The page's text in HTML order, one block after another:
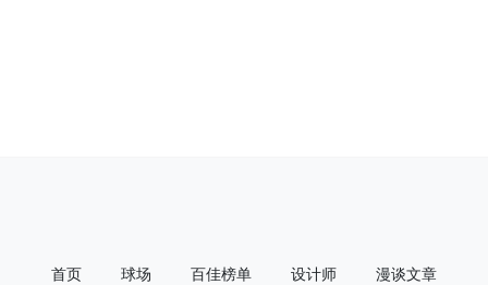
首页 球场 百佳榜单 设计师 漫谈文章